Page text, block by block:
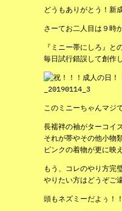
どうもありがとう！新
さーてお二人目は９時
『ミニー帯にしろ』と
毎日試行錯誤して創
このミニーちゃんマ
長襦袢の袖がターコイ
それが帯やその他小物
ピンクの着物が更に映
もう、コレのやり方完
やりたい方はどうぞご
頭もネズミーだよぅ！